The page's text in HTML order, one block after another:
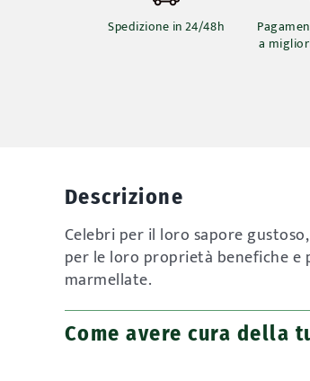
Spedizione in 24/48h
a
Descrizione
Celebri per il loro sapore
per le loro proprietà benefiche e
marmellate.
Come avere cura della